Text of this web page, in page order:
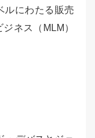
ルにわたる販売
ネス（MLM）